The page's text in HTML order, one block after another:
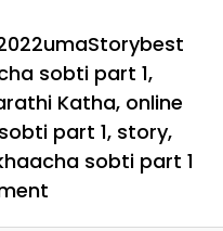
Author
umaCategories
StoryTags
best
sobti part 1,
Katha, online
part 1, story,
sobti part 1